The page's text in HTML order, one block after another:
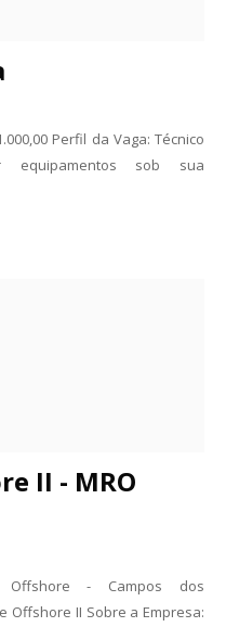
Perfil da Vaga: Técnico
equipamentos sob sua
II - MRO
Offshore - Campos dos
Offshore II Sobre a Empresa: